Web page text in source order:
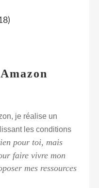
je réalise un
les conditions
pour toi, mais
faire vivre mon
mes ressources